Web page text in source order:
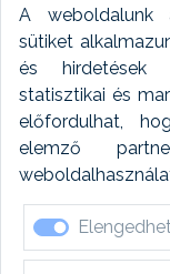
A weboldalunk
sütiket
és hirdetések
statisztikai és
előfordulhat,
elemző
forrásokból
elfogadásával
ezen adatokat 6